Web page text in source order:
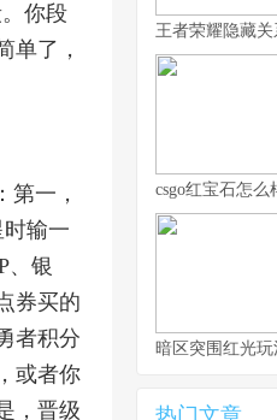
你段
单了，
一，
输一
、银
券买的
者积分
或者你
，晋级
王者荣耀隐藏
csgo红宝石怎么
暗区突围红光
热门文章